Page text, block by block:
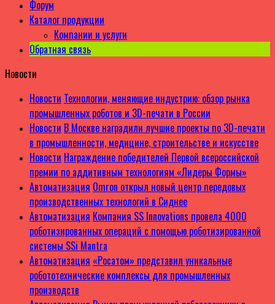
Форум
Каталог продукции
Компании и услуги
Обратная связь
Новости
Новости Технологии, меняющие индустрию: обзор рынка
промышленных роботов и 3D-печати в России
Новости В Москве наградили лучшие проекты по 3D-печати
в промышленности, медицине, строительстве и искусстве
Новости Награждение победителей Первой всероссийской
премии по аддитивным технологиям «Лидеры Формы»
Автоматизация Omron открыл новый центр передовых
производственных технологий в Сиднее
Автоматизация Компания SS Innovations провела 4000
роботизированных операций с помощью роботизированной
системы SSi Mantra
Автоматизация «Росатом» представил уникальные
робототехнические комплексы для промышленных
производств